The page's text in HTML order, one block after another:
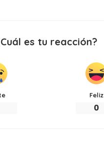
es tu reacción?
Feliz
0